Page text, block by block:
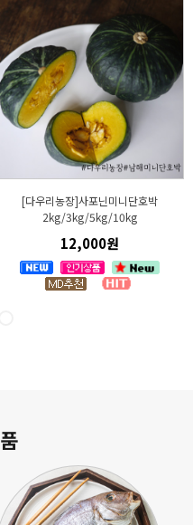
[다우리농장]사포닌미니단호박
2kg/3kg/5kg/10kg
12,000원